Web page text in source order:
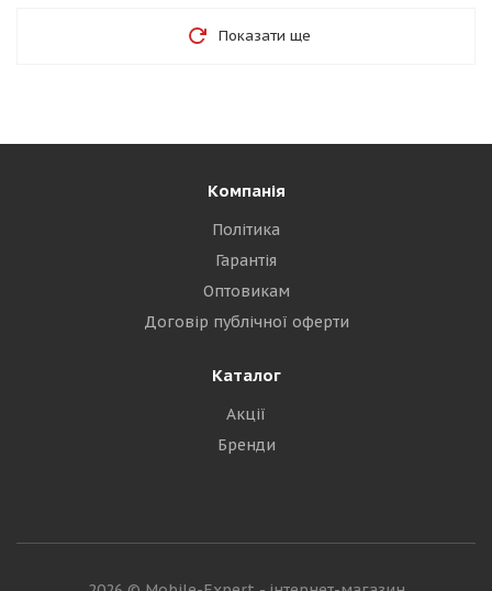
Показати ще
Компанія
Політика
Гарантія
Оптовикам
Договір публічної оферти
Каталог
Акції
Бренди